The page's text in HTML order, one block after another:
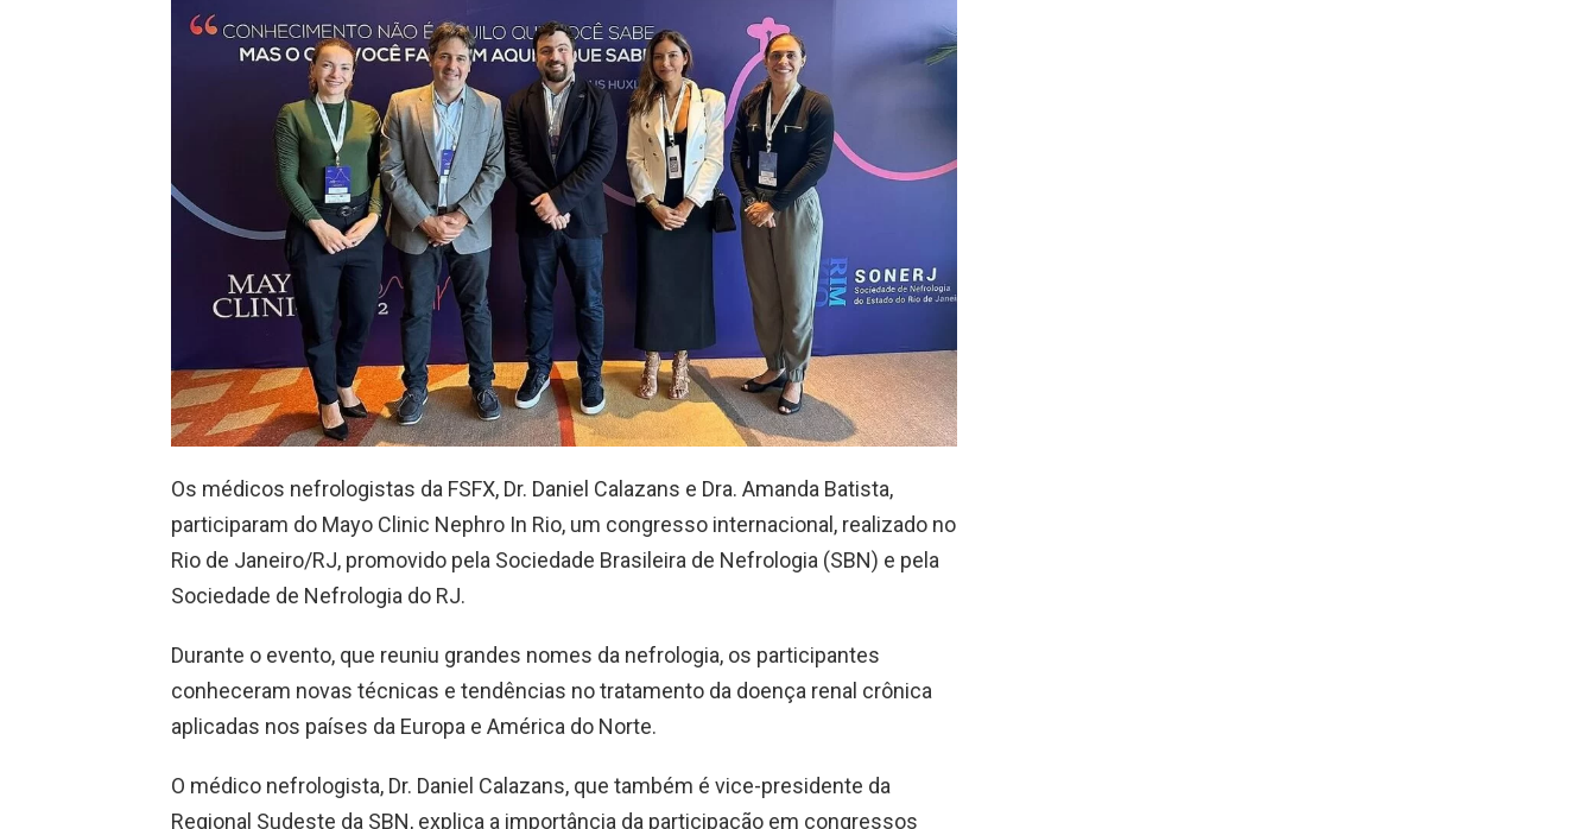
Os médicos nefrologistas da FSFX, Dr. Daniel Calazans e Dra. Amanda Batista,
participaram do Mayo Clinic Nephro In Rio, um congresso internacional, realizado no
Rio de Janeiro/RJ, promovido pela Sociedade Brasileira de Nefrologia (SBN) e pela
Sociedade de Nefrologia do RJ.
Durante o evento, que reuniu grandes nomes da nefrologia, os participantes
conheceram novas técnicas e tendências no tratamento da doença renal crônica
aplicadas nos países da Europa e América do Norte.
O médico nefrologista, Dr. Daniel Calazans, que também é vice-presidente da
Regional Sudeste da SBN, explica a importância da participação em congressos